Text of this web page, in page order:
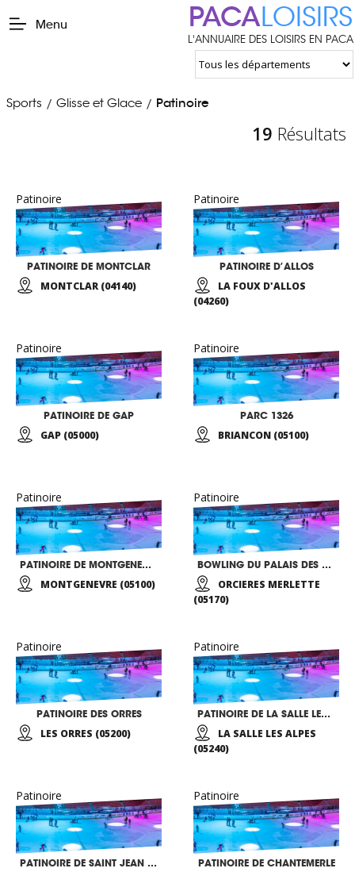
Menu PACALOISIRS
L'ANNUAIRE DES LOISIRS EN PACA
Sports / Glisse et Glace / Patinoire
19 Résultats
Patinoire
PATINOIRE DE MONTCLAR
MONTCLAR (04140)
Patinoire
PATINOIRE D’ALLOS
LA FOUX D'ALLOS
(04260)
Patinoire
PATINOIRE DE GAP
GAP (05000)
Patinoire
PARC 1326
BRIANCON (05100)
Patinoire
PATINOIRE DE MONTGENEVRE
MONTGENEVRE (05100)
Patinoire
BOWLING DU PALAIS DES SPORTS
ORCIERES MERLETTE
(05170)
Patinoire
PATINOIRE DES ORRES
LES ORRES (05200)
Patinoire
PATINOIRE DE LA SALLE LES ALPES
LA SALLE LES ALPES
(05240)
Patinoire
PATINOIRE DE SAINT JEAN SAINT NICOLAS
Patinoire
PATINOIRE DE CHANTEMERLE